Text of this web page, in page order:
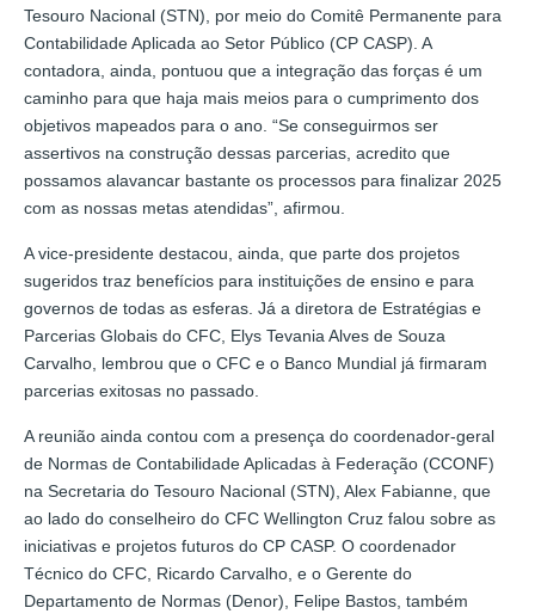
Tesouro Nacional (STN), por meio do Comitê Permanente para
Contabilidade Aplicada ao Setor Público (CP CASP). A
contadora, ainda, pontuou que a integração das forças é um
caminho para que haja mais meios para o cumprimento dos
objetivos mapeados para o ano. “Se conseguirmos ser
assertivos na construção dessas parcerias, acredito que
possamos alavancar bastante os processos para finalizar 2025
com as nossas metas atendidas”, afirmou.
A vice-presidente destacou, ainda, que parte dos projetos
sugeridos traz benefícios para instituições de ensino e para
governos de todas as esferas. Já a diretora de Estratégias e
Parcerias Globais do CFC, Elys Tevania Alves de Souza
Carvalho, lembrou que o CFC e o Banco Mundial já firmaram
parcerias exitosas no passado.
A reunião ainda contou com a presença do coordenador-geral
de Normas de Contabilidade Aplicadas à Federação (CCONF)
na Secretaria do Tesouro Nacional (STN), Alex Fabianne, que
ao lado do conselheiro do CFC Wellington Cruz falou sobre as
iniciativas e projetos futuros do CP CASP. O coordenador
Técnico do CFC, Ricardo Carvalho, e o Gerente do
Departamento de Normas (Denor), Felipe Bastos, também